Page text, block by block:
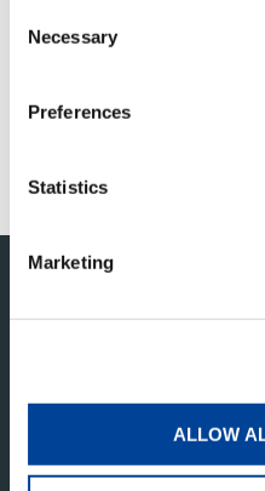
Selection
Necessary
Preferences
Statistics
Marketing
ALLOW
RESUMEN DE